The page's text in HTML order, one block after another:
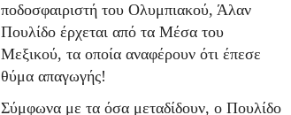
ποδοσφαιριστή του Ολυμπιακού, Άλαν
Πουλίδο έρχεται από τα Μέσα του
Μεξικού, τα οποία αναφέρουν ότι έπεσε
θύμα απαγωγής!
Σύμφωνα με τα όσα μεταδίδουν, ο Πουλίδο